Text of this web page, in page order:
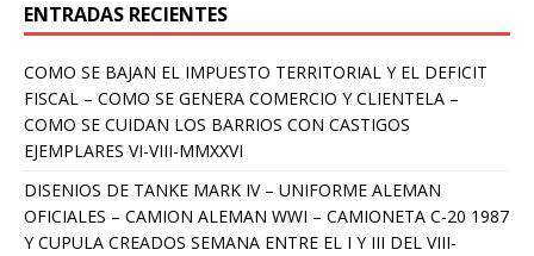
ENTRADAS RECIENTES
COMO SE BAJAN EL IMPUESTO TERRITORIAL Y EL DEFICIT
FISCAL – COMO SE GENERA COMERCIO Y CLIENTELA –
COMO SE CUIDAN LOS BARRIOS CON CASTIGOS
EJEMPLARES VI-VIII-MMXXVI
DISENIOS DE TANKE MARK IV – UNIFORME ALEMAN
OFICIALES – CAMION ALEMAN WWI – CAMIONETA C-20 1987
Y CUPULA CREADOS SEMANA ENTRE EL I Y III DEL VIII-